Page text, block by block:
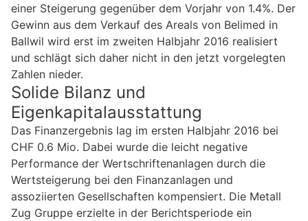
einer Steigerung gegenüber dem Vorjahr von 1.4%. Der
Gewinn aus dem Verkauf des Areals von Belimed in
Ballwil wird erst im zweiten Halbjahr 2016 realisiert
und schlägt sich daher nicht in den jetzt vorgelegten
Zahlen nieder.
Solide Bilanz und
Eigenkapitalausstattung
Das Finanzergebnis lag im ersten Halbjahr 2016 bei
CHF 0.6 Mio. Dabei wurde die leicht negative
Performance der Wertschriftenanlagen durch die
Wertsteigerung bei den Finanzanlagen und
assoziierten Gesellschaften kompensiert. Die Metall
Zug Gruppe erzielte in der Berichtsperiode ein